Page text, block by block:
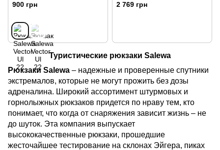
900 грн 2 769 грн
Туристические рюкзаки Salewa
Рюкзаки Salewa – надежные и проверенные спутники
экстремалов, которые не могут прожить без дозы
адреналина. Широкий ассортимент штурмовых и
горнолыжных рюкзаков придется по нраву тем, кто
понимает, что когда от снаряжения зависит жизнь – не
до шуток. Эта компания выпускает
высококачественные рюкзаки, прошедшие
жесточайшее тестирование на склонах Эйгера, пиках